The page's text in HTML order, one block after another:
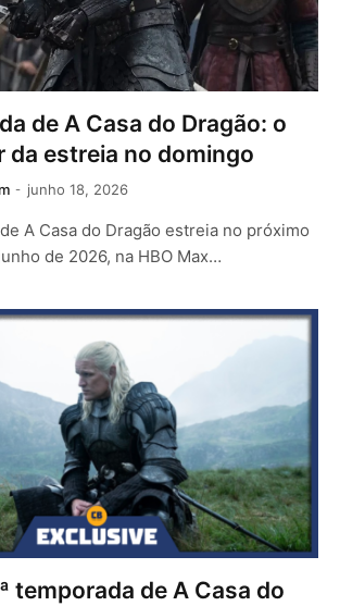
de A Casa do Dragão: o
da estreia no domingo
junho 18, 2026
A Casa do Dragão estreia no próximo
de 2026, na HBO Max…
temporada de A Casa do